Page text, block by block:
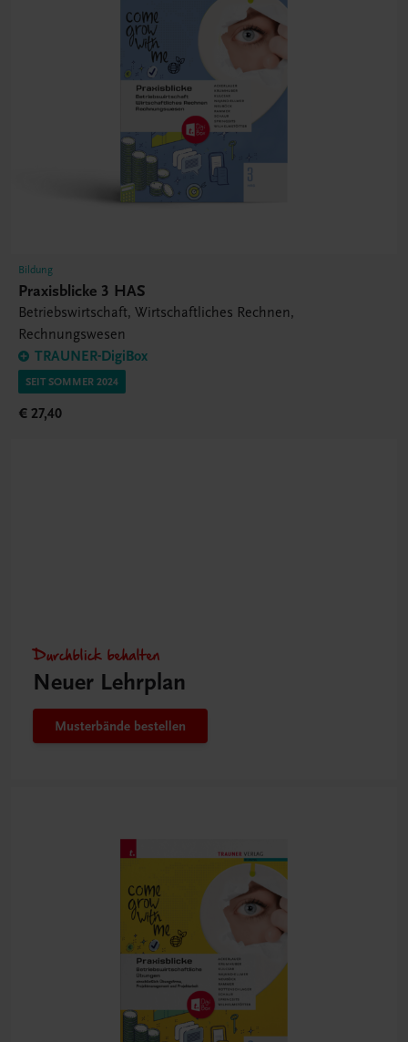
Bildung
Praxisblicke 3 HAS
Betriebswirtschaft, Wirtschaftliches Rechnen,
Rechnungswesen
TRAUNER-DigiBox
SEIT SOMMER 2024
€ 27,40
Durchblick behalten
Neuer Lehrplan
Musterbände bestellen